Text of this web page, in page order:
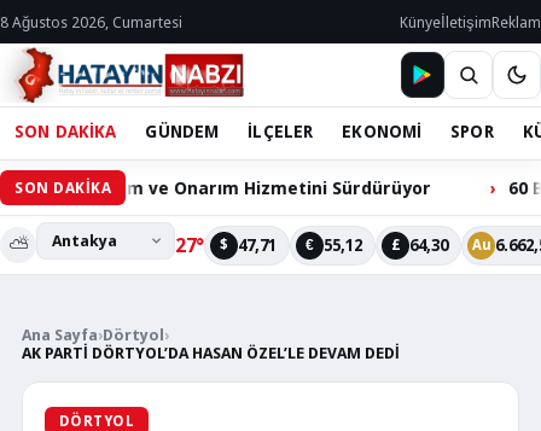
8 Ağustos 2026, Cumartesi KünyeİletişimReklam
SON DAKİKA GÜNDEM İLÇELER EKONOMİ SPOR
SON DAKİKA
ve Onarım Hizmetini Sürdürüyor 60 Bin
⛅ 27° $ 47,71 € 55,12 £ 64,30 Au
Ana Sayfa›Dörtyol ›
AK PARTİ DÖRTYOL’DA HASAN ÖZEL’LE DEVAM DEDİ
DÖRTYOL